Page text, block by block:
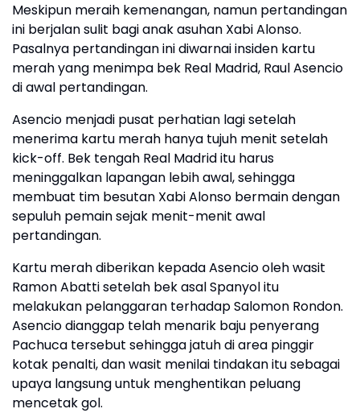
Meskipun meraih kemenangan, namun pertandingan
ini berjalan sulit bagi anak asuhan Xabi Alonso.
Pasalnya pertandingan ini diwarnai insiden kartu
merah yang menimpa bek Real Madrid, Raul Asencio
di awal pertandingan.
Asencio menjadi pusat perhatian lagi setelah
menerima kartu merah hanya tujuh menit setelah
kick-off. Bek tengah Real Madrid itu harus
meninggalkan lapangan lebih awal, sehingga
membuat tim besutan Xabi Alonso bermain dengan
sepuluh pemain sejak menit-menit awal
pertandingan.
Kartu merah diberikan kepada Asencio oleh wasit
Ramon Abatti setelah bek asal Spanyol itu
melakukan pelanggaran terhadap Salomon Rondon.
Asencio dianggap telah menarik baju penyerang
Pachuca tersebut sehingga jatuh di area pinggir
kotak penalti, dan wasit menilai tindakan itu sebagai
upaya langsung untuk menghentikan peluang
mencetak gol.